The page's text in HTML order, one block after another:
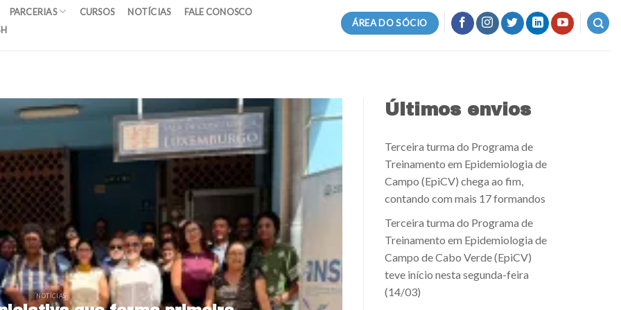
PARCERIAS CURSOS NOTÍCIAS
FALE CONOSCO
ÁREA DO SÓCIO
NOTÍCIAS
Últimos envios
Terceira turma do Programa de
Treinamento em Epidemiologia de
Campo (EpiCV) chega ao fim,
contando com mais 17 formandos
Terceira turma do Programa de
Treinamento em Epidemiologia de
Campo de Cabo Verde (EpiCV)
teve início nesta segunda-feira
(14/03)